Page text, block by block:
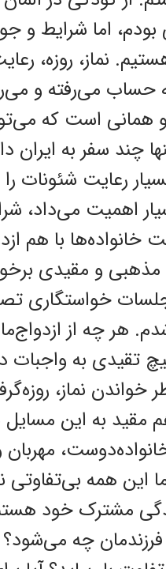
اما شرایط و
نماز، روزه،
می‌رفته و
همانی است که
سفر به ‌ایران
رعایت شئونات
اهمیت می‌داد،
خانواده‌ها با هم
مذهبی و مقیدی
خواستگاری
هر چه از
تقیدی به واجبات
نماز،
به ‌این مسایل
‌این همه
مشترک خود
چه می‌شود؟‌